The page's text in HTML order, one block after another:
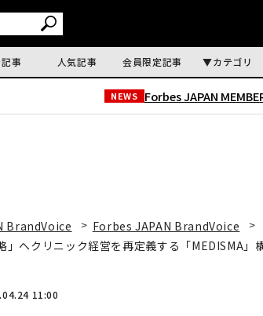
事 人気記事 会員限定記事 カテゴリ
NEWS Forbes JAPAN
BrandVoice
Forbes JAPAN BrandVoice
」へクリニック経営を再定義する「MEDISMA」
11:00